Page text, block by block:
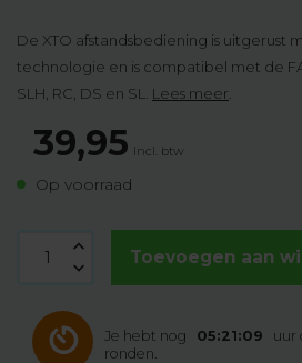
De XTO afstandsbediening is uitgerust
technologie en is compatibel met de
SLH, RC, DS en SL. Lees meer
39,95 Incl. btw
Op voorraad
Toevoegen aan
Je hebt nog 05:21:08
uur
ronden.